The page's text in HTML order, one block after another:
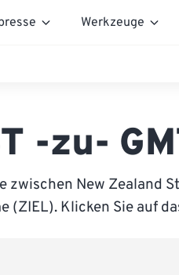
Werkzeuge
-zu-
zwischen New Zealand
(ZIEL). Klicken Sie auf